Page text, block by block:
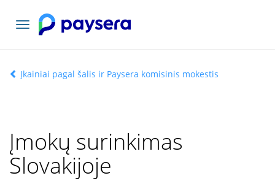
Toggle
navigation
Įkainiai pagal šalis ir Paysera komisinis mokestis
Įmokų surinkimas
Slovakijoje